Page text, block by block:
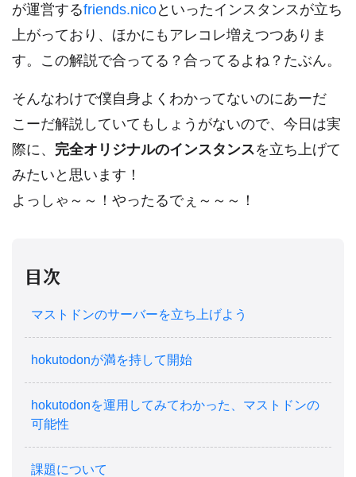
が運営するfriends.nicoといったインスタンスが立ち
上がっており、ほかにもアレコレ増えつつありま
す。この解説で合ってる？合ってるよね？たぶん。
そんなわけで僕自身よくわかってないのにあーだ
こーだ解説していてもしょうがないので、今日は実
際に、 完全オリジナルのインスタンスを立ち上げて
みたいと思います！
よっしゃ～～！やったるでぇ～～～！
目次
マストドンのサーバーを立ち上げよう
hokutodonが満を持して開始
hokutodonを運用してみてわかった、マストドンの
可能性
課題について